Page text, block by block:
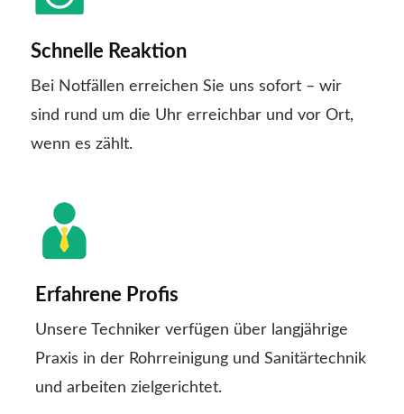
Schnelle Reaktion
Bei Notfällen erreichen Sie uns sofort – wir
sind rund um die Uhr erreichbar und vor Ort,
wenn es zählt.
Erfahrene Profis
Unsere Techniker verfügen über langjährige
Praxis in der Rohrreinigung und Sanitärtechnik
und arbeiten zielgerichtet.